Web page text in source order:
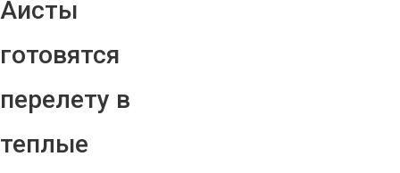
Аисты
готовятся
перелету в
теплые